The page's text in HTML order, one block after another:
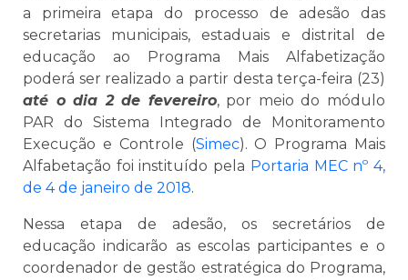
a primeira etapa do processo de adesão das
secretarias municipais, estaduais e distrital de
educação ao Programa Mais Alfabetização
poderá ser realizado a partir desta terça-feira (23)
até o dia 2 de fevereiro, por meio do módulo
PAR do Sistema Integrado de Monitoramento
Execução e Controle (Simec). O Programa Mais
Alfabetação foi instituído pela Portaria MEC nº 4,
de 4 de janeiro de 2018.
Nessa etapa de adesão, os secretários de
educação indicarão as escolas participantes e o
coordenador de gestão estratégica do Programa,